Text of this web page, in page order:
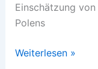
Einschätzung
Polens
Im
Weiterlesen »